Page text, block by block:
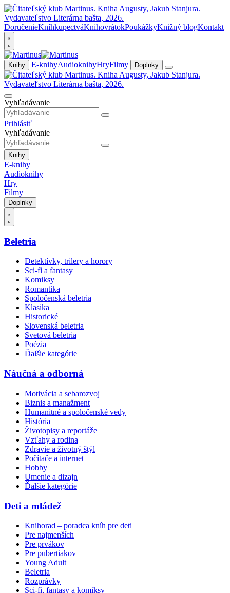
DoručenieKníhkupectváKnihovrátokPoukážkyKnižný blogKontakt
Knihy E-knihyAudioknihyHryFilmy Doplnky
Vyhľadávanie
Prihlásiť
Vyhľadávanie
Knihy
E-knihy
Audioknihy
Hry
Filmy
Doplnky
Beletria
Detektívky, trilery a horory
Sci-fi a fantasy
Komiksy
Romantika
Spoločenská beletria
Klasika
Historické
Slovenská beletria
Svetová beletria
Poézia
Ďalšie kategórie
Náučná a odborná
Motivácia a sebarozvoj
Biznis a manažment
Humanitné a spoločenské vedy
História
Životopisy a reportáže
Vzťahy a rodina
Zdravie a životný štýl
Počítače a internet
Hobby
Umenie a dizajn
Ďalšie kategórie
Deti a mládež
Knihorad – poradca kníh pre deti
Pre najmenších
Pre prvákov
Pre pubertiakov
Young Adult
Beletria
Rozprávky
Sci-fi, fantasy a komiksy